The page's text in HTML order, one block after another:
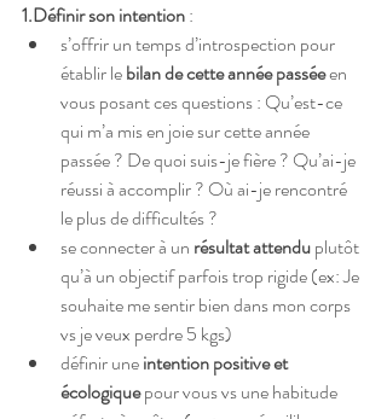
1.Définir son intention :
s’offrir un temps d’introspection pour
établir le bilan de cette année passée en
vous posant ces questions : Qu’est-ce
qui m’a mis en joie sur cette année
passée ? De quoi suis-je fière ? Qu’ai-je
réussi à accomplir ? Où ai-je rencontré
le plus de difficultés ?
se connecter à un résultat attendu plutôt
qu’à un objectif parfois trop rigide (ex: Je
souhaite me sentir bien dans mon corps
vs je veux perdre 5 kgs)
définir une intention positive et
écologique pour vous vs une habitude